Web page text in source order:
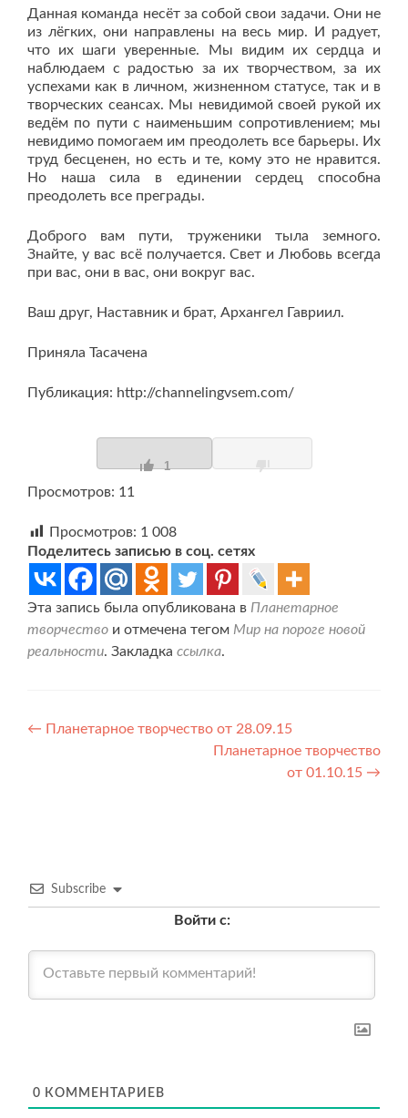
Данная команда несёт за собой свои задачи. Они не
из лёгких, они направлены на весь мир. И радует,
что их шаги уверенные. Мы видим их сердца и
наблюдаем с радостью за их творчеством, за их
успехами как в личном, жизненном статусе, так и в
творческих сеансах. Мы невидимой своей рукой их
ведём по пути с наименьшим сопротивлением; мы
невидимо помогаем им преодолеть все барьеры. Их
труд бесценен, но есть и те, кому это не нравится.
Но наша сила в единении сердец способна
преодолеть все преграды.
Доброго вам пути, труженики тыла земного.
Знайте, у вас всё получается. Свет и Любовь всегда
при вас, они в вас, они вокруг вас.
Ваш друг, Наставник и брат, Архангел Гавриил.
Приняла Тасачена
Публикация: http://channelingvsem.com/
1
Просмотров: 11
Просмотров: 1 008
Поделитесь записью в соц. сетях
Эта запись была опубликована в Планетарное
творчество и отмечена тегом Мир на пороге новой
реальности. Закладка ссылка.
Навигация
← Планетарное творчество от 28.09.15
Планетарное творчество
от 01.10.15 →
Subscribe
Войти с:
0 КОММЕНТАРИЕВ